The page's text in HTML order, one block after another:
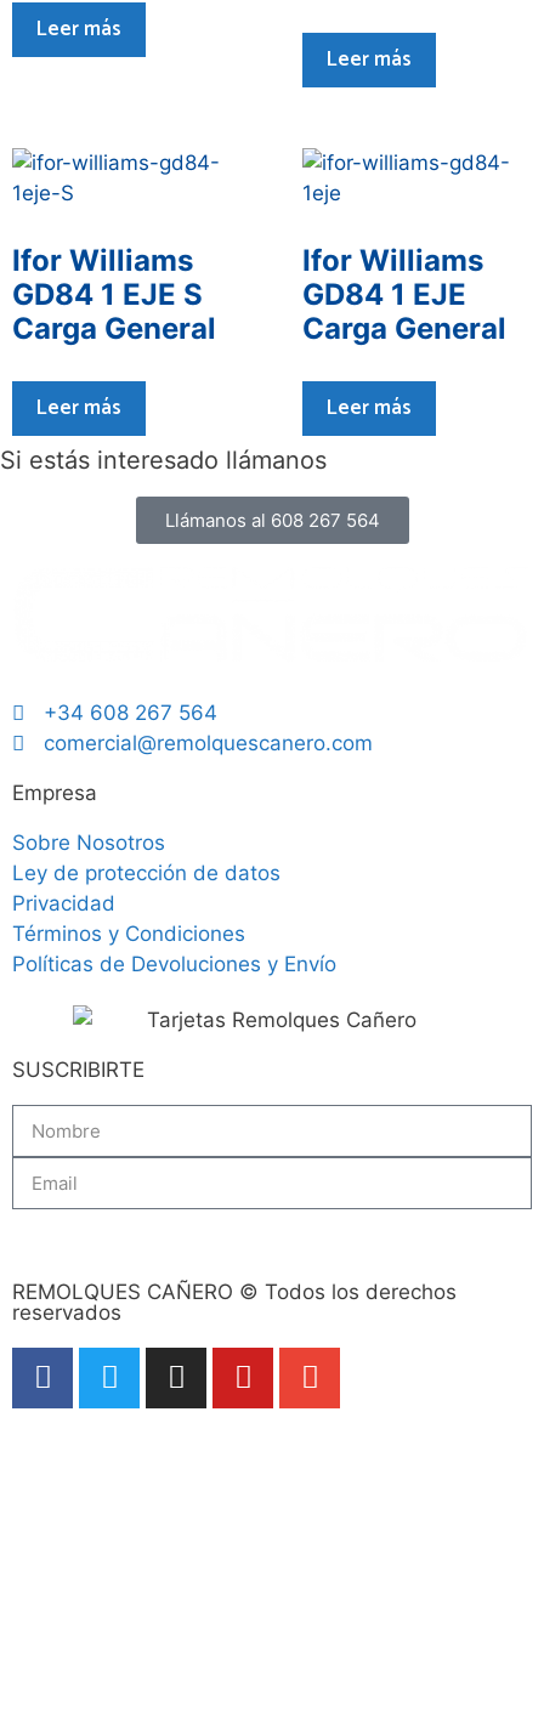
Leer más
Leer más
Ifor Williams
GD84 1 EJE S
Carga General
Leer más
Ifor Williams
GD84 1 EJE
Carga General
Leer más
Si estás interesado llámanos
Llámanos al 608 267 564
+34 608 267 564
comercial@remolquescanero.com
Empresa
Sobre Nosotros
Ley de protección de datos
Privacidad
Términos y Condiciones
Políticas de Devoluciones y Envío
SUSCRIBIRTE
REMOLQUES CAÑERO © Todos los derechos
reservados